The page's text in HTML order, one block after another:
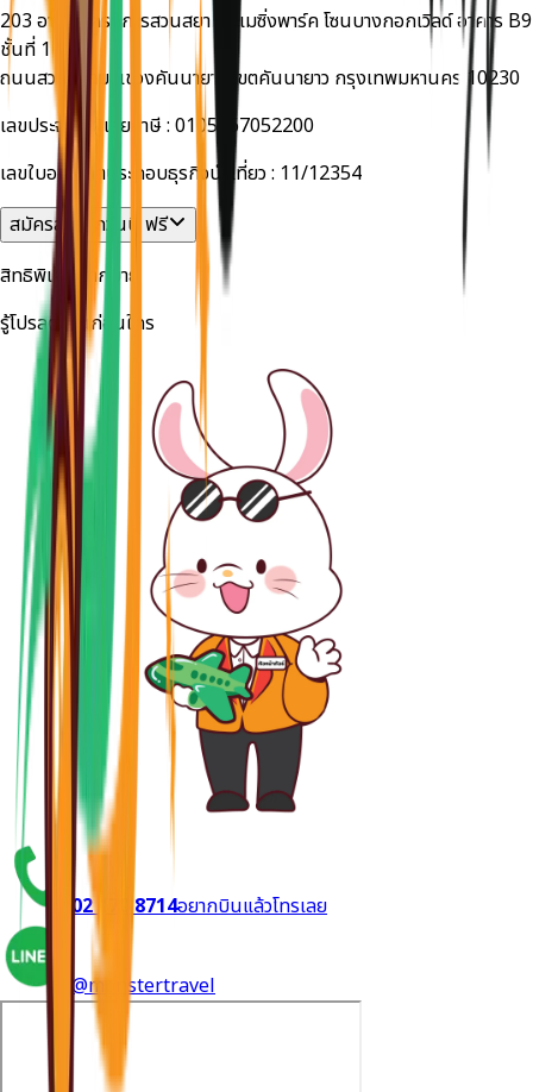
203 อาคารโครงการสวนสยามอะเมซิ่งพาร์ค โซนบางกอกเวิลด์ อาคาร B9
ชั้นที่ 1
ถนนสวนสยาม แขวงคันนายาว เขตคันนายาว กรุงเทพมหานคร 10230
เลขประจำตัวผู้เสียภาษี : 0105567052200
เลขใบอนุญาตประกอบธุรกิจนำเที่ยว : 11/12354
สมัครสมาชิกวันนี้ ฟรี
สิทธิพิเศษมากมาย
รู้โปรลดด่วนก่อนใคร
02 170 8714อยากบินแล้วโทรเลย
@monstertravel